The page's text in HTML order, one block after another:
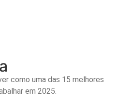
como uma das 15 melhores
em 2025.